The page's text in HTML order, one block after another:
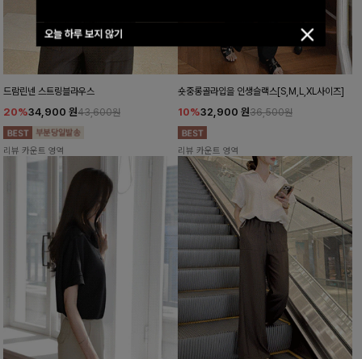
오늘 하루 보지 않기
드람린넨 스트링블라우스
20%34,900 원43,600원
리뷰 카운트 영역
숏중롱골라입을 인생슬랙스[S,M,L,XL사이즈]
10%32,900 원36,500원
리뷰 카운트 영역